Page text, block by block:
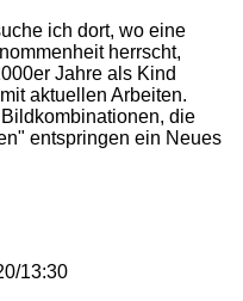
ich dort, wo eine
herrscht,
Jahre als Kind
aktuellen Arbeiten.
die
entspringen ein Neues
13:30